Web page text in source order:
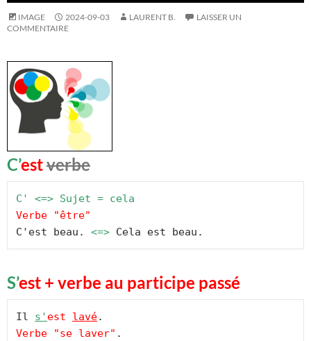
IMAGE 2024-09-03 LAURENT B.
LAISSER UN
COMMENTAIRE
C’estverbe
C' <=> Sujet = cela
Verbe "être"
C'est beau. <=> Cela est beau.
S’est + verbe au participe passé
Il s' est lavé.
Verbe "se laver" .